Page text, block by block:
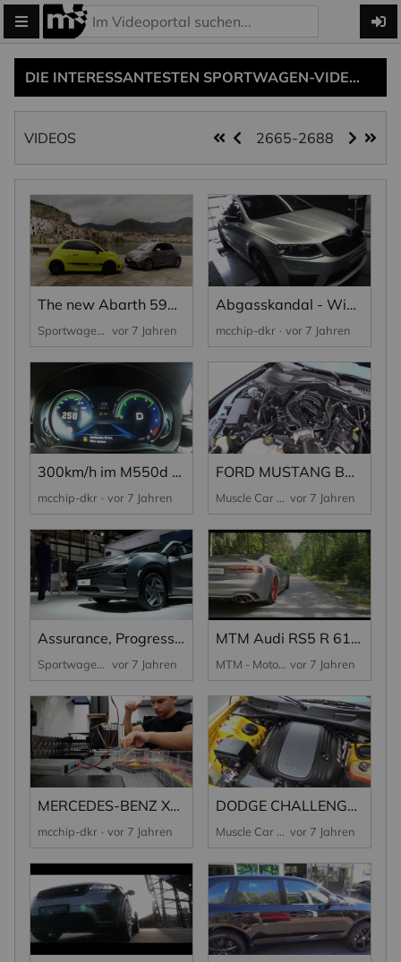
DIE INTERESSANTESTEN SPORTWAGEN-VIDEOS, NEWS UND MOTOSITES MIT FAKTEN, INFOS UND LINKS...
VIDEOS 2665-2688
The new Abarth 595 range makes its debut at the Targa Florio 2018
Sportwagen vor 7 Jahren
Abgasskandal - Wieviel Leistung bleibt übrig? | mcchip-dkr.com
mcchip-dkr vor 7 Jahren
300km/h im M550d G30 Diesel | mcchip-dkr
mcchip-dkr vor 7 Jahren
FORD MUSTANG BULLITT GREEN | FOR SALE
Muscle Car Wendling vor 7 Jahren
Assurance, Progress and Performance from Hyundai at the 2018 Paris Motor Show
Sportwagen vor 7 Jahren
MTM Audi RS5 R 612HP
MTM - Motoren Technik Mayer vor 7 Jahren
MERCEDES-BENZ X250D CHIPTUNING 220 PS 503 NM | mcchip-dkr
mcchip-dkr vor 7 Jahren
DODGE CHALLENGER RT | FOR SALE
Muscle Car Wendling vor 7 Jahren